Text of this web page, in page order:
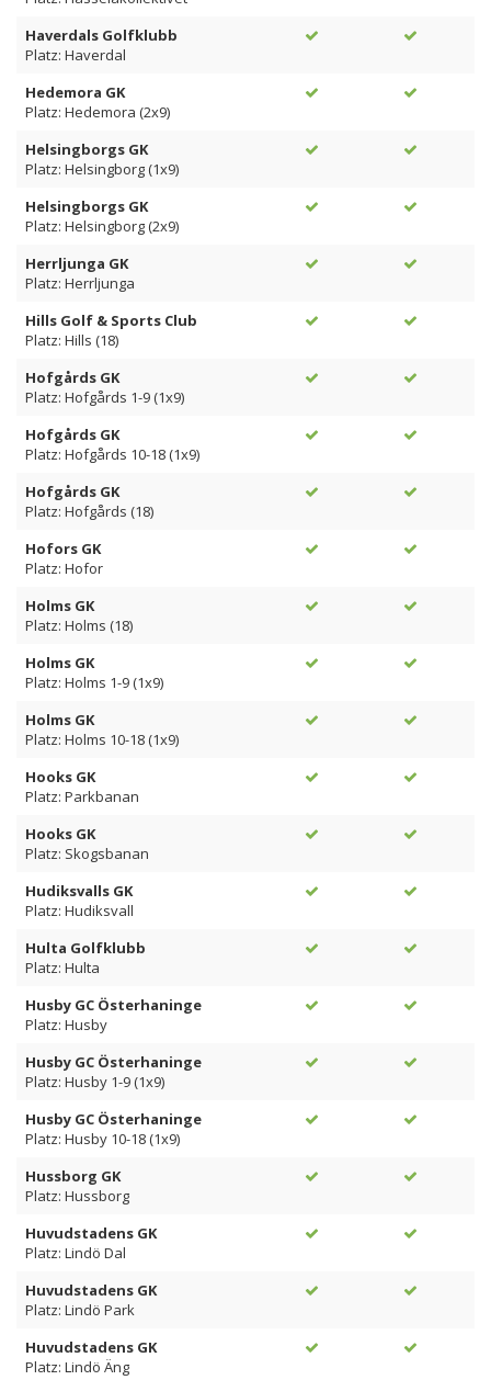
Haverdals Golfklubb
Platz: Haverdal
Hedemora GK
Platz: Hedemora (2x9)
Helsingborgs GK
Platz: Helsingborg (1x9)
Helsingborgs GK
Platz: Helsingborg (2x9)
Herrljunga GK
Platz: Herrljunga
Hills Golf & Sports Club
Platz: Hills (18)
Hofgårds GK
Platz: Hofgårds 1-9 (1x9)
Hofgårds GK
Platz: Hofgårds 10-18 (1x9)
Hofgårds GK
Platz: Hofgårds (18)
Hofors GK
Platz: Hofor
Holms GK
Platz: Holms (18)
Holms GK
Platz: Holms 1-9 (1x9)
Holms GK
Platz: Holms 10-18 (1x9)
Hooks GK
Platz: Parkbanan
Hooks GK
Platz: Skogsbanan
Hudiksvalls GK
Platz: Hudiksvall
Hulta Golfklubb
Platz: Hulta
Husby GC Österhaninge
Platz: Husby
Husby GC Österhaninge
Platz: Husby 1-9 (1x9)
Husby GC Österhaninge
Platz: Husby 10-18 (1x9)
Hussborg GK
Platz: Hussborg
Huvudstadens GK
Platz: Lindö Dal
Huvudstadens GK
Platz: Lindö Park
Huvudstadens GK
Platz: Lindö Äng